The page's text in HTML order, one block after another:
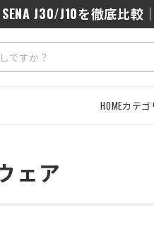
SENA J30/J10を徹底比
HOMEカテゴ
ェア